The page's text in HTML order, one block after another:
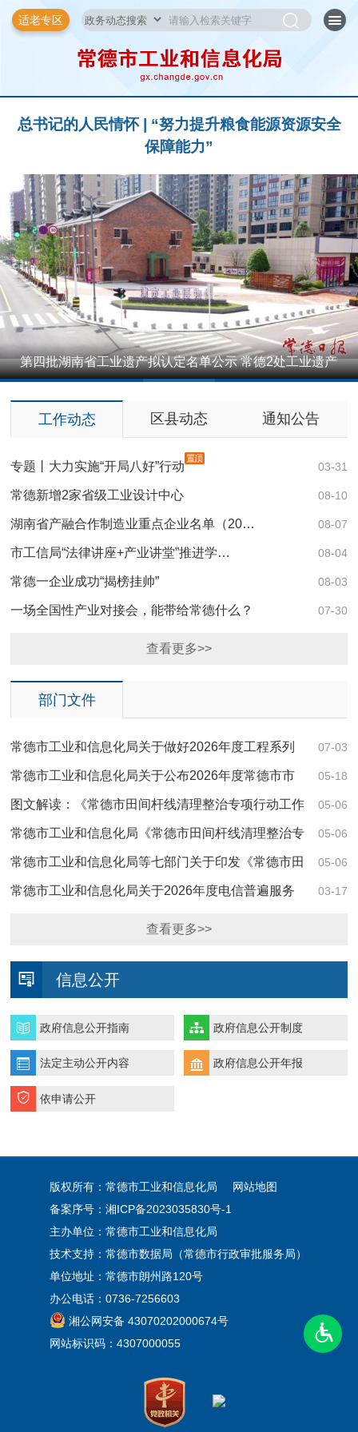
适老专区
总书记的人民情怀 | “努力提升粮食能源资源安全
保障能力”
第四批湖南省工业遗产拟认定名单公示 常德2处工业遗产
工作动态 区县动态 通知公告
03-31
专题丨大力实施“开局八好”行动
08-10
常德新增2家省级工业设计中心
08-07
湖南省产融合作制造业重点企业名单（20…
08-04
市工信局“法律讲座+产业讲堂”推进学…
08-03
常德一企业成功“揭榜挂帅”
07-30
一场全国性产业对接会，能带给常德什么？
查看更多>>
部门文件
07-03
常德市工业和信息化局关于做好2026年度工程系列
初级专业技术职称评… 05-18
常德市工业和信息化局关于公布2026年度常德市市
级企业技术中心名单… 05-06
图文解读：《常德市田间杆线清理整治专项行动工作
方案》 05-06
常德市工业和信息化局《常德市田间杆线清理整治专
项行动工作方案》（常… 05-06
常德市工业和信息化局等七部门关于印发《常德市田
间杆线清理整治专项行… 03-17
常德市工业和信息化局关于2026年度电信普遍服务
查看更多>>
信息公开
政府信息公开指南 政府信息公开制度
法定主动公开内容 政府信息公开年报
依申请公开
版权所有：常德市工业和信息化局
网站地图
备案序号： 湘ICP备2023035830号-1
主办单位：常德市工业和信息化局
技术支持：常德市数据局（常德市行政审批服务局）
单位地址：常德市朗州路120号
办公电话：0736-7256603
湘公网安备 43070202000674号
网站标识码：4307000055